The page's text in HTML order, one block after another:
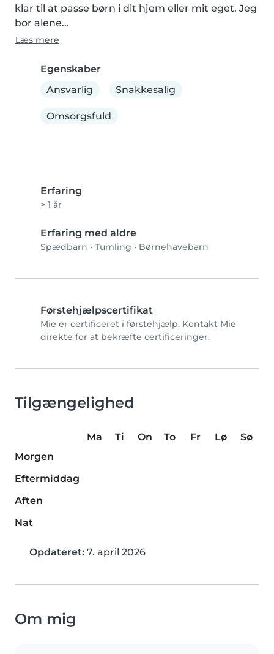
klar til at passe børn i dit hjem eller mit eget. Jeg
bor alene...
Læs mere
Egenskaber
Ansvarlig
Snakkesalig
Omsorgsfuld
Erfaring
> 1 år
Erfaring med aldre
Spædbarn • Tumling • Børnehavebarn
Førstehjælpscertifikat
Mie er certificeret i førstehjælp. Kontakt Mie
direkte for at bekræfte certificeringer.
Tilgængelighed
Ma Ti On To Fr Lø
Sø
Morgen
Eftermiddag
Aften
Nat
Opdateret: 7. april 2026
Om mig